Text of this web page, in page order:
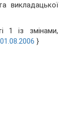
викладацької
1 із змінами,
}